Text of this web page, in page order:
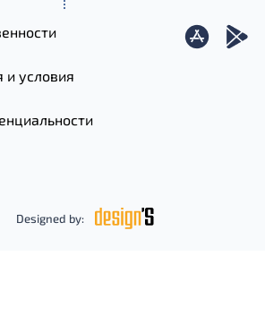
условия
Designed by: